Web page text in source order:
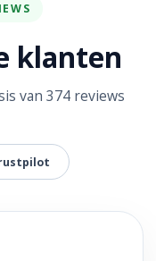
klanten
van 374 reviews